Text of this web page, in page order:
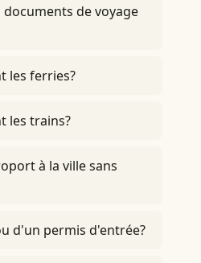
de voyage
les ferries?
les trains?
à la ville sans
d'un permis d'entrée?